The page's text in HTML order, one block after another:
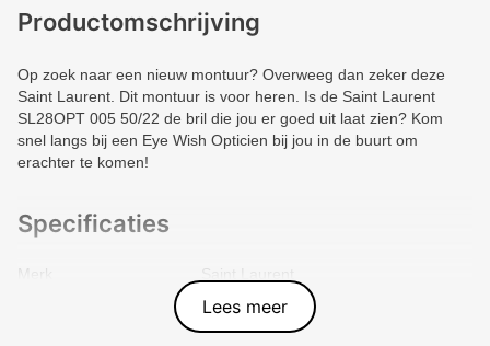
Productomschrijving
Op zoek naar een nieuw montuur? Overweeg dan zeker deze
Saint Laurent. Dit montuur is voor heren. Is de Saint Laurent
SL28OPT 005 50/22 de bril die jou er goed uit laat zien? Kom
snel langs bij een Eye Wish Opticien bij jou in de buurt om
erachter te komen!
Specificaties
Merk
Saint Laurent
Grijs
Plastic
Lees meer